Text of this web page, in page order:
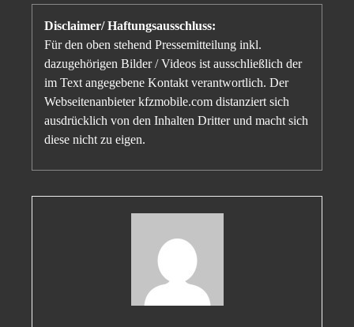
Disclaimer/ Haftungsausschluss:
Für den oben stehend Pressemitteilung inkl.
dazugehörigen Bilder / Videos ist ausschließlich der
im Text angegebene Kontakt verantwortlich. Der
Webseitenanbieter kfzmobile.com distanziert sich
ausdrücklich von den Inhalten Dritter und macht sich
diese nicht zu eigen.